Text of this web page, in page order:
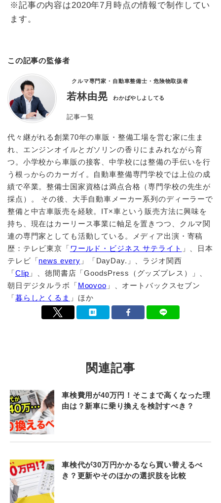
※記事の内容は2020年7月時点の情報で制作してい
ます。
この記事の監修者
クルマ専門家・自動車整備士・危険物取扱者
若林由晃 わかばやしよしてる
記事一覧
代々継がれる創業70年の車販・整備工場を営む家に生ま
れ、エンジンオイルとガソリンの香りにまみれながら育
つ。小学校から車販の接客、中学校には整備の手伝いを行
う根っからのカーガイ。自動車整備専門学校では上位の成
績で卒業。整備士国家資格は満点合格（専門学校の先生が
採点）。 その後、大手自動車メーカー系列のディーラーで
整備と中古車販売を経験。IT×車という販売方法に興味を
持ち、現在はカーリース事業に軸足を置きつつ、クルマ関
連の専門家としても活動している。メディア出演・寄稿
歴：テレビ東京「 ワールド・ビジネス サテライト 」、日本
テレビ「news every 」「DayDay.」、ラジオ関西
「Clip 」、徳間書店「GoodsPress（グッズプレス）」、
朝日デジタルラボ「Moovoo 」、オートバックスセブン
「暮らしとくるま 」ほか
関連記事
車検費用が40万円！そこまで高くなった理
由は？新車に乗り換えを検討すべき？
車検代が30万円かかるなら買い替えるべ
き？更新やそのほかの選択肢を比較